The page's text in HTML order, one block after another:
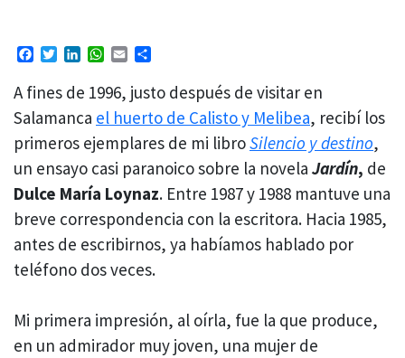
Facebook
TwitterLinkedIn
WhatsApp
Email
A fines de 1996, justo después de visitar en
Salamanca el huerto de Calisto y Melibea, recibí los
primeros ejemplares de mi libroSilencio y destino,
un ensayo casi paranoico sobre la novela Jardín, de
Dulce María Loynaz. Entre 1987 y 1988 mantuve una
breve correspondencia con la escritora. Hacia 1985,
antes de escribirnos, ya habíamos hablado por
teléfono dos veces.
Mi primera impresión, al oírla, fue la que produce,
en un admirador muy joven, una mujer de